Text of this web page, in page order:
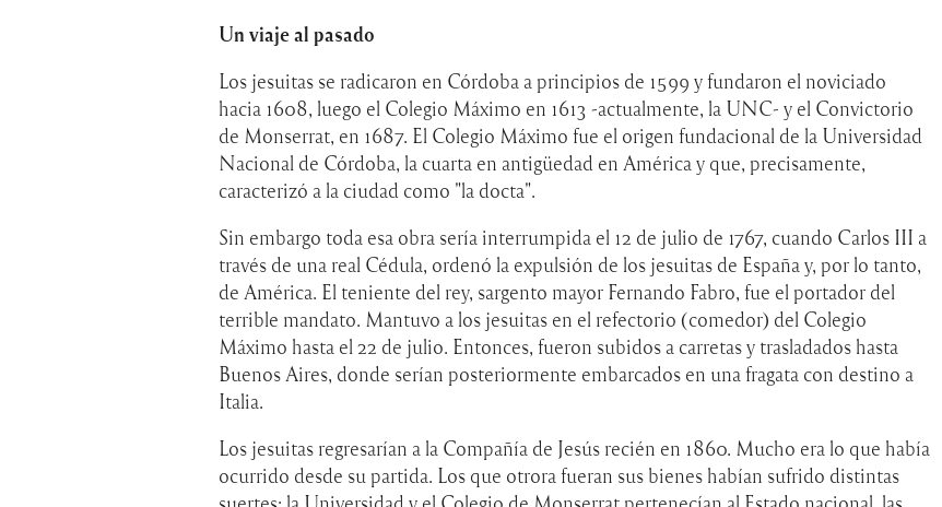
Un viaje al pasado
Los jesuitas se radicaron en Córdoba a principios de 1599 y fundaron el noviciado
hacia 1608, luego el Colegio Máximo en 1613 -actualmente, la UNC- y el Convictorio
de Monserrat, en 1687. El Colegio Máximo fue el origen fundacional de la Universidad
Nacional de Córdoba, la cuarta en antigüedad en América y que, precisamente,
caracterizó a la ciudad como "la docta".
Sin embargo toda esa obra sería interrumpida el 12 de julio de 1767, cuando Carlos III a
través de una real Cédula, ordenó la expulsión de los jesuitas de España y, por lo tanto,
de América. El teniente del rey, sargento mayor Fernando Fabro, fue el portador del
terrible mandato. Mantuvo a los jesuitas en el refectorio (comedor) del Colegio
Máximo hasta el 22 de julio. Entonces, fueron subidos a carretas y trasladados hasta
Buenos Aires, donde serían posteriormente embarcados en una fragata con destino a
Italia.
Los jesuitas regresarían a la Compañía de Jesús recién en 1860. Mucho era lo que había
ocurrido desde su partida. Los que otrora fueran sus bienes habían sufrido distintas